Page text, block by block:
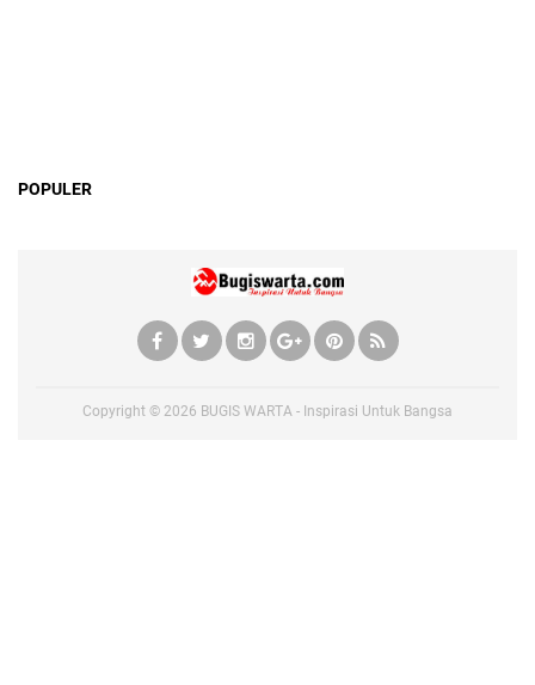
POPULER
Copyright © 2026 BUGIS WARTA - Inspirasi Untuk Bangsa